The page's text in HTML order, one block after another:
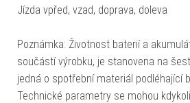
Jízda vpřed, vzad, doprava, doleva
Poznámka: Životnost baterií a
součástí výrobku, je stanovena na
jedná o spotřební materiál podléhající
Technické parametry se mohou